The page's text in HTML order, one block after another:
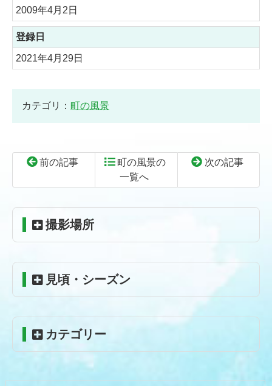
2009年4月2日
登録日
2021年4月29日
カテゴリ： 町の風景
前の記事
町の風景の
一覧へ
次の記事
ン
ン
本
の
戻
ー
の
頭
戻
撮影場所
見頃・シーズン
カテゴリー